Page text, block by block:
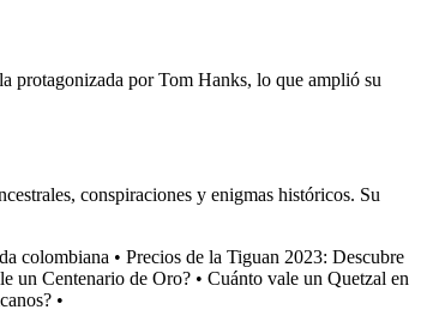
protagonizada por Tom Hanks, lo que amplió su
conspiraciones y enigmas históricos. Su
colombiana • Precios de la Tiguan 2023: Descubre
un Centenario de Oro? • Cuánto vale un Quetzal en
•